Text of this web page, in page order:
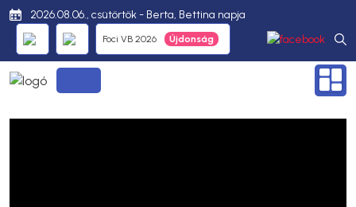
2026.08.06., csütörtök - Berta, Bettina napja
Foci VB 2026